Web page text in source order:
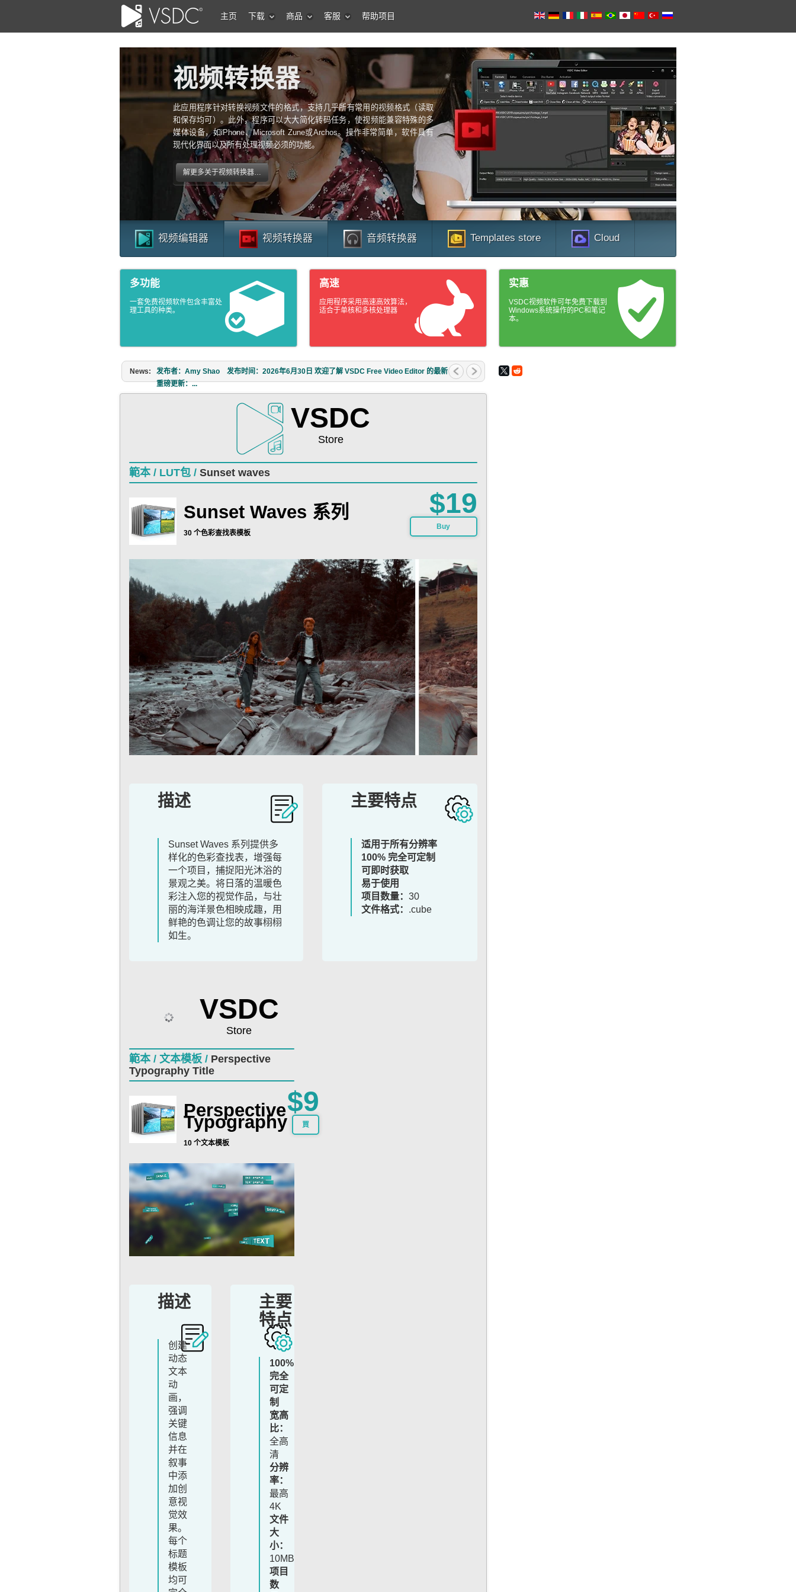
主页 下载 商品 客服 帮助项目
视频转换器
此应用程序针对转换视频文件的格式，支持几乎所有常用的视频格式（读取
和保存均可）。此外，程序可以大大简化转码任务，使视频能兼容特殊的多
媒体设备，如iPhone、Microsoft Zune或Archos。操作非常简单，软件具有
现代化界面以及所有处理视频必须的功能。
解更多关于视频转换器…
视频编辑器 视频转换器 音频转换器 Templates store Cloud
多功能
一套免费视频软件包含丰富处
理工具的种类。
高速
应用程序采用高速高效算法，
适合于单核和多核处理器
实惠
VSDC视频软件可年免费下载到
Windows系统操作的PC和笔记
本。
News:
发布者：Amy Shao 发布时间：2026年6月30日 欢迎了解 VSDC Free Video Editor 的最新
重磅更新：...
VSDC
Store
範本 / LUT包 / Sunset waves
Sunset Waves 系列
30 个色彩查找表模板
$19
Buy
描述
Sunset Waves 系列提供多
样化的色彩查找表，增强每
一个项目，捕捉阳光沐浴的
景观之美。将日落的温暖色
彩注入您的视觉作品，与壮
丽的海洋景色相映成趣，用
鲜艳的色调让您的故事栩栩
如生。
主要特点
适用于所有分辨率
100% 完全可定制
可即时获取
易于使用
项目数量： 30
文件格式： .cube
VSDC
Store
範本 / 文本模板 / Perspective
Typography Title
Perspective
Typography
10 个文本模板
$9
買
描述
创建
动态
文本
动
画，
强调
关键
信息
并在
叙事
中添
加创
意视
觉效
果。
每个
标题
模板
均可
主要
特点
100%
完全
可定
制
宽高
比：
全高
清
分辨
率：
最高
4K
文件
大
小：
10MB
项目
数